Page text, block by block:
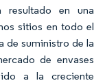
en una
sitios en todo el
de suministro de la
de envases
a la creciente